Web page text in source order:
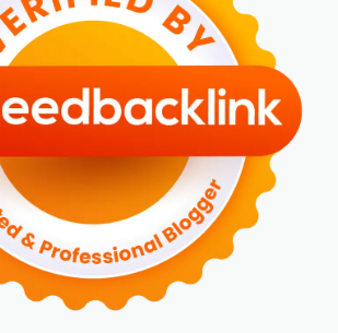
BLOGGER PEREMPUAN